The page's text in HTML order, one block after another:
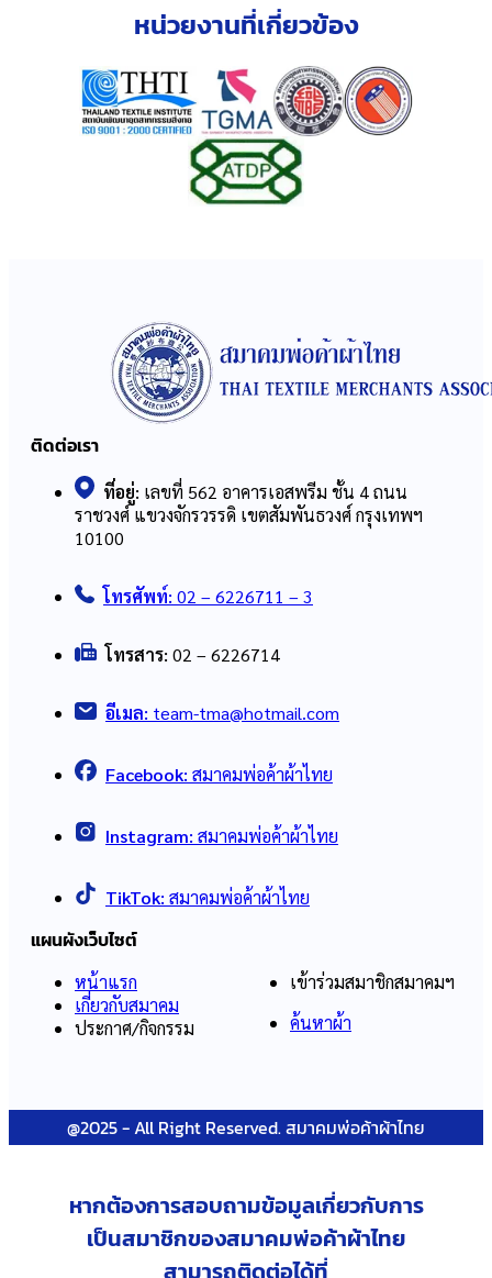
หน่วยงานที่เกี่ยวข้อง
ติดต่อเรา
ที่อยู่: เลขที่ 562 อาคารเอสพรีม ชั้น 4 ถนน
ราชวงศ์ แขวงจักรวรรดิ เขตสัมพันธวงศ์ กรุงเทพฯ
10100
โทรศัพท์: 02 – 6226711 – 3
โทรสาร: 02 – 6226714
อีเมล: team-tma@hotmail.com
Facebook: สมาคมพ่อค้าผ้าไทย
Instagram: สมาคมพ่อค้าผ้าไทย
TikTok: สมาคมพ่อค้าผ้าไทย
แผนผังเว็บไซต์
หน้าแรก
เกี่ยวกับสมาคม
ประกาศ/กิจกรรม
เข้าร่วมสมาชิกสมาคมฯ
ค้นหาผ้า
@2025 - All Right Reserved. สมาคมพ่อค้าผ้าไทย
หากต้องการสอบถามข้อมูลเกี่ยวกับการ
เป็นสมาชิกของสมาคมพ่อค้าผ้าไทย
สามารถติดต่อได้ที่